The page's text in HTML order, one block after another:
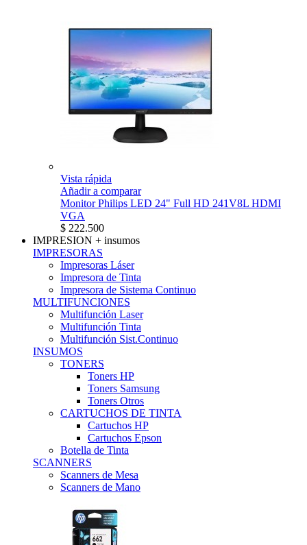
Vista rápida
Añadir a comparar
Monitor Philips LED 24" Full HD 241V8L HDMI
VGA
$ 222.500
IMPRESION + insumos
IMPRESORAS
Impresoras Láser
Impresora de Tinta
Impresora de Sistema Continuo
MULTIFUNCIONES
Multifunción Laser
Multifunción Tinta
Multifunción Sist.Continuo
INSUMOS
TONERS
Toners HP
Toners Samsung
Toners Otros
CARTUCHOS DE TINTA
Cartuchos HP
Cartuchos Epson
Botella de Tinta
SCANNERS
Scanners de Mesa
Scanners de Mano